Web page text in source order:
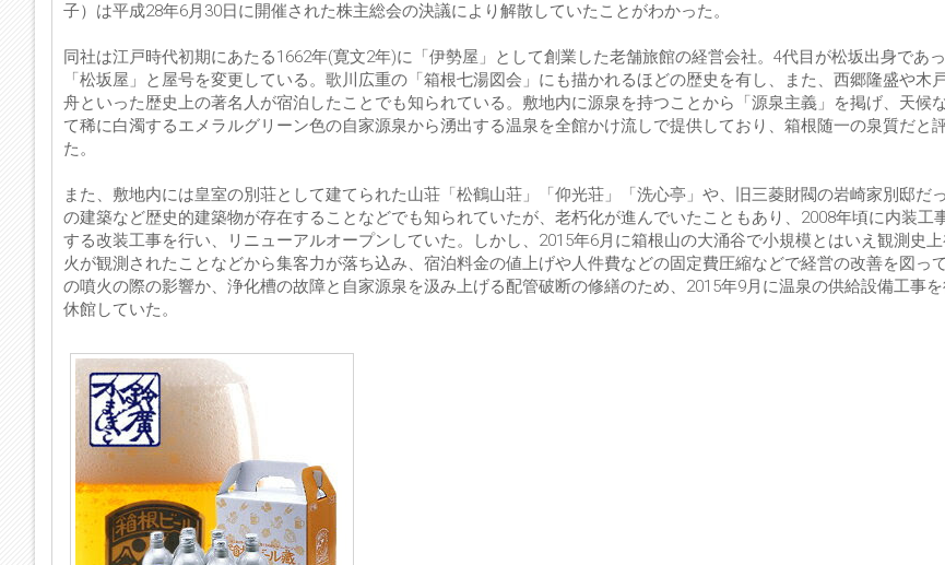
子）は平成28年6月30日に開催された株主総会の決議により解散していたことがわかった。
同社は江戸時代初期にあたる1662年(寛文2年)に「伊勢屋」として創業した老舗旅館の経営会社。4代目が松坂出身であ
「松坂屋」と屋号を変更している。歌川広重の「箱根七湯図会」にも描かれるほどの歴史を有し、また、西郷隆盛や木
舟といった歴史上の著名人が宿泊したことでも知られている。敷地内に源泉を持つことから「源泉主義」を掲げ、天候
て稀に白濁するエメラルグリーン色の自家源泉から湧出する温泉を全館かけ流しで提供しており、箱根随一の泉質だと
た。
また、敷地内には皇室の別荘として建てられた山荘「松鶴山荘」「仰光荘」「洗心亭」や、旧三菱財閥の岩崎家別邸だ
の建築など歴史的建築物が存在することなどでも知られていたが、老朽化が進んでいたこともあり、2008年頃に内装工
する改装工事を行い、リニューアルオープンしていた。しかし、2015年6月に箱根山の大涌谷で小規模とはいえ観測史
火が観測されたことなどから集客力が落ち込み、宿泊料金の値上げや人件費などの固定費圧縮などで経営の改善を図っ
の噴火の際の影響か、浄化槽の故障と自家源泉を汲み上げる配管破断の修繕のため、2015年9月に温泉の供給設備工事
休館していた。